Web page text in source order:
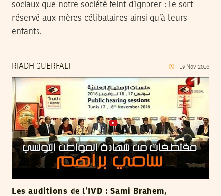
sociaux que notre société feint d’ignorer : le sort
réservé aux mères célibataires ainsi qu’à leurs
enfants.
RIADH GUERFALI 19 Nov 2016
Les auditions de l’IVD : Sami Brahem,